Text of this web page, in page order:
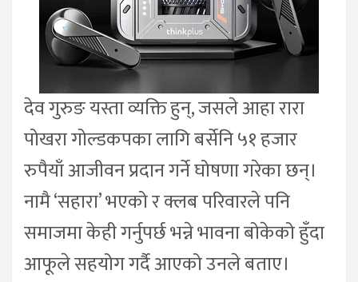
देव गुरुङ यस्ता व्यक्ति हुन्, जसले आहा रारा
पोखरा गोल्डकपका लागि बर्सेनि ५१ हजार
रुपैयाँ आजीवन प्रदान गर्ने घोषणा गरेका छन्।
नामै ‘सहारा’ भएको र क्लब परिवारले पनि
समाजमा केही गर्नुपर्छ भन्ने भावना बोकेको हुँदा
आफूले सहयोग गर्दै आएको उनले बताए।